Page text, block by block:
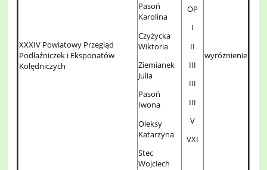
XXXIV Powiatowy Przegląd
Podłaźniczek i Eksponatów
Kolędniczych
Pasoń
Karolina
Czyżycka
Wiktoria
Ziemianek
Julia
Pasoń
Iwona
Oleksy
Katarzyna
Stec
Wojciech
OP
I
II
III
III
III
V
VXI
wyróżnienie